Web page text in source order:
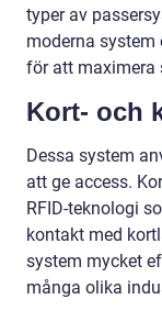
typer av
moderna
för att maximera
Kort- och
Dessa system
att ge access.
RFID-teknologi
kontakt med
system mycket
många olika